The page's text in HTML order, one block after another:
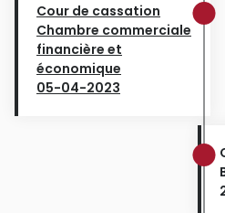
Cour de cassation
Chambre commerciale
financière et
économique
05-04-2023